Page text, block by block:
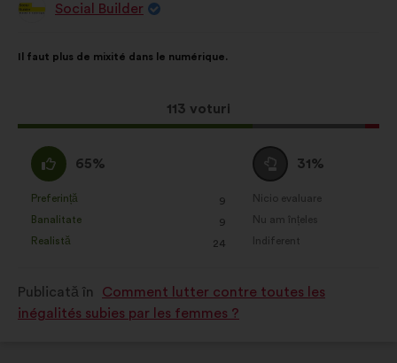
PropunereSocial Builder
propunerii:
Il faut plus de mixité dans le numérique.
Această
propunere
113 voturi
următoarea
Acord
:
65%
clasificarea:
Preferință
: 9
ori
Banalitate
: 9
ori
Realistă
: 24
ori
Neutru
:
31%
clasificarea:
Nicio evaluare
:ori
Nu am înțeles
:ori
Indiferent
:ori
Publicată în
Comment lutter contre toutes les
inégalités subies par les femmes ?